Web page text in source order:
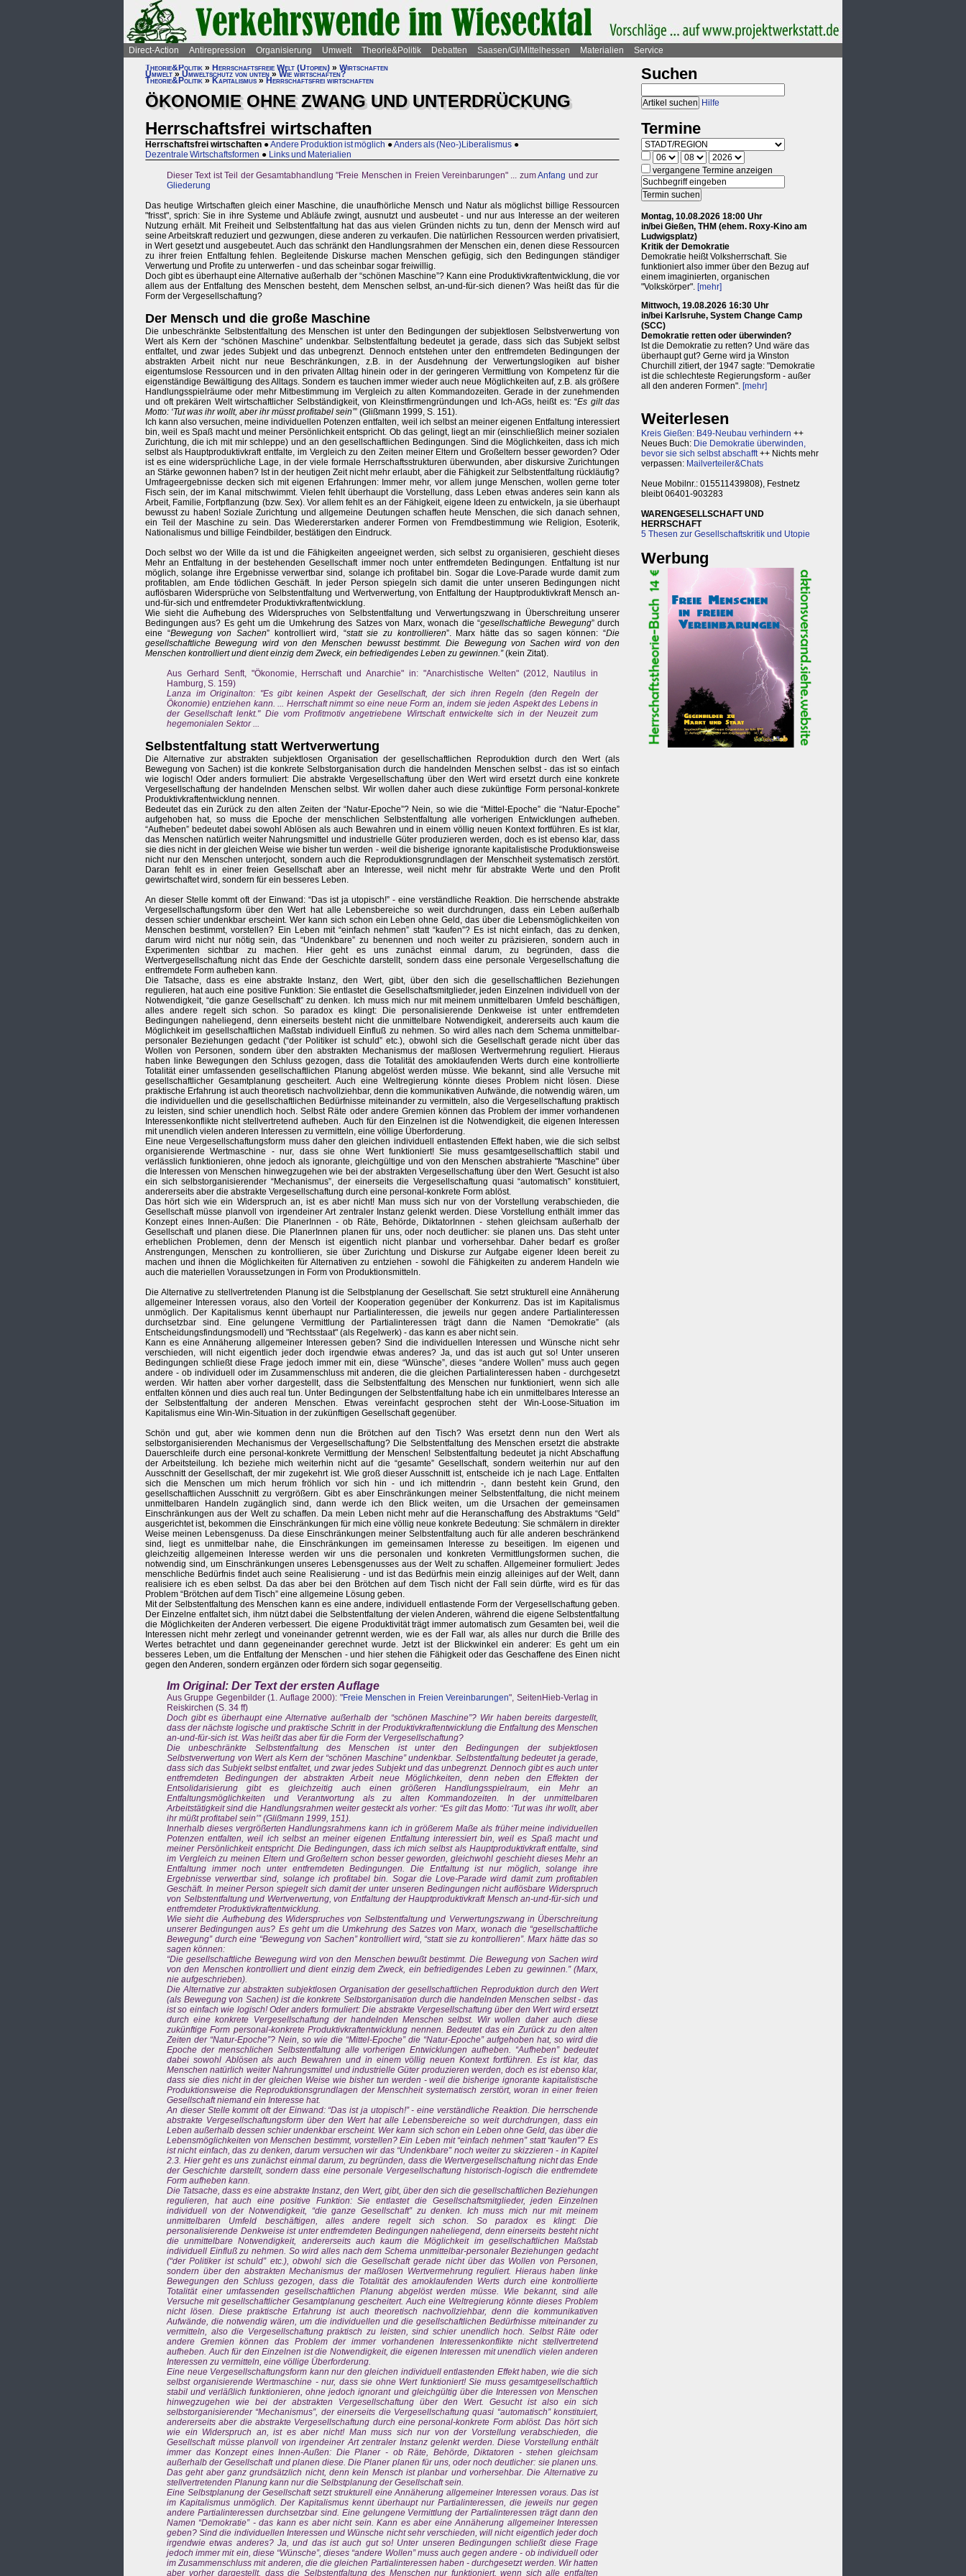
Direct-Action Antirepression Organisierung Umwelt Theorie&Politik Debatten Saasen/GI/Mittelhessen Materialien
Service
Theorie&Politik » Herrschaftsfreie Welt (Utopien) » Wirtschaften
Umwelt » Umweltschutz von unten » Wie wirtschaften?
Theorie&Politik » Kapitalismus » Herrschaftsfrei wirtschaften
ÖKONOMIE OHNE ZWANG UND UNTERDRÜCKUNG
Herrschaftsfrei wirtschaften
Herrschaftsfrei wirtschaften ●Andere Produktion ist möglich ●Anders als (Neo-)Liberalismus ●
Dezentrale Wirtschaftsformen ● Links und Materialien
Dieser Text ist Teil der Gesamtabhandlung "Freie Menschen in Freien Vereinbarungen" ... zumAnfang und zur
Gliederung
Das heutige Wirtschaften gleich einer Maschine, die unaufhörliche Mensch und Natur als möglichst billige Ressourcen
"frisst", sprich: Sie in ihre Systeme und Abläufe zwingt, ausnutzt und ausbeutet - und nur aus Interesse an der weiteren
Nutzung erhält. Mit Freiheit und Selbstentfaltung hat das aus vielen Gründen nichts zu tun, denn der Mensch wird auf
seine Arbeitskraft reduziert und gezwungen, diese anderen zu verkaufen. Die natürlichen Ressourcen werden privatisiert,
in Wert gesetzt und ausgebeutet. Auch das schränkt den Handlungsrahmen der Menschen ein, denen diese Ressourcen
zu ihrer freien Entfaltung fehlen. Begleitende Diskurse machen Menschen gefügig, sich den Bedingungen ständiger
Verwertung und Profite zu unterwerfen - und das scheinbar sogar freiwillig.
Doch gibt es überhaupt eine Alternative außerhalb der “schönen Maschine”? Kann eine Produktivkraftentwicklung, die vor
allem aus der Entfaltung des Menschen besteht, dem Menschen selbst, an-und-für-sich dienen? Was heißt das für die
Form der Vergesellschaftung?
Der Mensch und die große Maschine
Die unbeschränkte Selbstentfaltung des Menschen ist unter den Bedingungen der subjektlosen Selbstverwertung von
Wert als Kern der “schönen Maschine” undenkbar. Selbstentfaltung bedeutet ja gerade, dass sich das Subjekt selbst
entfaltet, und zwar jedes Subjekt und das unbegrenzt. Dennoch entstehen unter den entfremdeten Bedingungen der
abstrakten Arbeit nicht nur neue Beschränkungen, z.B. in der Ausdehnung der Verwertungslogiken auf bisher
eigentumslose Ressourcen und in den privaten Alltag hinein oder in der geringeren Vermittlung von Kompetenz für die
eigenständige Bewältigung des Alltags. Sondern es tauchen immer wieder auch neue Möglichkeiten auf, z.B. als größere
Handlungsspielräume oder mehr Mitbestimmung im Vergleich zu alten Kommandozeiten. Gerade in der zunehmenden
und oft prekären Welt wirtschaftlicher Selbständigkeit, von Kleinstfirmengründungen und Ich-AGs, heißt es: “Es gilt das
Motto: ‘Tut was ihr wollt, aber ihr müsst profitabel sein’” (Glißmann 1999, S. 151).
Ich kann also versuchen, meine individuellen Potenzen entfalten, weil ich selbst an meiner eigenen Entfaltung interessiert
bin, weil es Spaß macht und meiner Persönlichkeit entspricht. Ob das gelingt, liegt an mir (einschließlich meiner sozialen
Zurichtung, die ich mit mir schleppe) und an den gesellschaftlichen Bedingungen. Sind die Möglichkeiten, dass ich mich
selbst als Hauptproduktivkraft entfalte, im Vergleich zu den Zeiten meiner Eltern und Großeltern besser geworden? Oder
ist es eine widersprüchliche Lage, in der viele formale Herrschaftsstrukturen überwunden, aber diskursive Zurichtungen
an Stärke gewonnen haben? Ist in der heutigen Zeit nicht mehr erlaubt, aber die Fähigkeit zur Selbstentfaltung rückläufig?
Umfrageergebnisse decken sich mit eigenen Erfahrungen: Immer mehr, vor allem junge Menschen, wollen gerne toter
Fisch sein, der im Kanal mitschwimmt. Vielen fehlt überhaupt die Vorstellung, dass Leben etwas anderes sein kann als
Arbeit, Familie, Fortpflanzung (bzw. Sex). Vor allem fehlt es an der Fähigkeit, eigene Ideen zu entwickeln, ja sie überhaupt
bewusst zu haben! Soziale Zurichtung und allgemeine Deutungen schaffen heute Menschen, die sich danach sehnen,
ein Teil der Maschine zu sein. Das Wiedererstarken anderer Formen von Fremdbestimmung wie Religion, Esoterik,
Nationalismus und billige Feindbilder, bestätigen den Eindruck.
Doch selbst wo der Wille da ist und die Fähigkeiten angeeignet werden, sich selbst zu organisieren, geschieht dieses
Mehr an Entfaltung in der bestehenden Gesellschaft immer noch unter entfremdeten Bedingungen. Entfaltung ist nur
möglich, solange ihre Ergebnisse verwertbar sind, solange ich profitabel bin. Sogar die Love-Parade wurde damit zum
profitablen, am Ende tödlichen Geschäft. In jeder Person spiegeln sich damit die unter unseren Bedingungen nicht
auflösbaren Widersprüche von Selbstentfaltung und Wertverwertung, von Entfaltung der Hauptproduktivkraft Mensch an-
und-für-sich und entfremdeter Produktivkraftentwicklung.
Wie sieht die Aufhebung des Widerspruches von Selbstentfaltung und Verwertungszwang in Überschreitung unserer
Bedingungen aus? Es geht um die Umkehrung des Satzes von Marx, wonach die “gesellschaftliche Bewegung” durch
eine “Bewegung von Sachen” kontrolliert wird, “statt sie zu kontrollieren”. Marx hätte das so sagen können: “Die
gesellschaftliche Bewegung wird von den Menschen bewusst bestimmt. Die Bewegung von Sachen wird von den
Menschen kontrolliert und dient einzig dem Zweck, ein befriedigendes Leben zu gewinnen.”(kein Zitat).
Aus Gerhard Senft, "Ökonomie, Herrschaft und Anarchie" in: "Anarchistische Welten" (2012, Nautilus in
Hamburg, S. 159)
Lanza im Originalton: "Es gibt keinen Aspekt der Gesellschaft, der sich ihren Regeln (den Regeln der
Ökonomie) entziehen kann. ... Herrschaft nimmt so eine neue Form an, indem sie jeden Aspekt des Lebens in
der Gesellschaft lenkt." Die vom Profitmotiv angetriebene Wirtschaft entwickelte sich in der Neuzeit zum
hegemonialen Sektor ...
Selbstentfaltung statt Wertverwertung
Die Alternative zur abstrakten subjektlosen Organisation der gesellschaftlichen Reproduktion durch den Wert (als
Bewegung von Sachen) ist die konkrete Selbstorganisation durch die handelnden Menschen selbst - das ist so einfach
wie logisch! Oder anders formuliert: Die abstrakte Vergesellschaftung über den Wert wird ersetzt durch eine konkrete
Vergesellschaftung der handelnden Menschen selbst. Wir wollen daher auch diese zukünftige Form personal-konkrete
Produktivkraftentwicklung nennen.
Bedeutet das ein Zurück zu den alten Zeiten der “Natur-Epoche”? Nein, so wie die “Mittel-Epoche” die “Natur-Epoche”
aufgehoben hat, so muss die Epoche der menschlichen Selbstentfaltung alle vorherigen Entwicklungen aufheben.
“Aufheben” bedeutet dabei sowohl Ablösen als auch Bewahren und in einem völlig neuen Kontext fortführen. Es ist klar,
das Menschen natürlich weiter Nahrungsmittel und industrielle Güter produzieren werden, doch es ist ebenso klar, dass
sie dies nicht in der gleichen Weise wie bisher tun werden - weil die bisherige ignorante kapitalistische Produktionsweise
nicht nur den Menschen unterjocht, sondern auch die Reproduktionsgrundlagen der Menschheit systematisch zerstört.
Daran fehlt es in einer freien Gesellschaft aber an Interesse, weil nicht mehr für abstrakte Werte und den Profit
gewirtschaftet wird, sondern für ein besseres Leben.
An dieser Stelle kommt oft der Einwand: “Das ist ja utopisch!” - eine verständliche Reaktion. Die herrschende abstrakte
Vergesellschaftungsform über den Wert hat alle Lebensbereiche so weit durchdrungen, dass ein Leben außerhalb
dessen schier undenkbar erscheint. Wer kann sich schon ein Leben ohne Geld, das über die Lebensmöglichkeiten von
Menschen bestimmt, vorstellen? Ein Leben mit “einfach nehmen” statt “kaufen”? Es ist nicht einfach, das zu denken,
darum wird nicht nur nötig sein, das “Undenkbare” zu benennen und noch weiter zu präzisieren, sondern auch in
Experimenten sichtbar zu machen. Hier geht es uns zunächst einmal darum, zu begründen, dass die
Wertvergesellschaftung nicht das Ende der Geschichte darstellt, sondern dass eine personale Vergesellschaftung die
entfremdete Form aufheben kann.
Die Tatsache, dass es eine abstrakte Instanz, den Wert, gibt, über den sich die gesellschaftlichen Beziehungen
regulieren, hat auch eine positive Funktion: Sie entlastet die Gesellschaftsmitglieder, jeden Einzelnen individuell von der
Notwendigkeit, “die ganze Gesellschaft” zu denken. Ich muss mich nur mit meinem unmittelbaren Umfeld beschäftigen,
alles andere regelt sich schon. So paradox es klingt: Die personalisierende Denkweise ist unter entfremdeten
Bedingungen naheliegend, denn einerseits besteht nicht die unmittelbare Notwendigkeit, andererseits auch kaum die
Möglichkeit im gesellschaftlichen Maßstab individuell Einfluß zu nehmen. So wird alles nach dem Schema unmittelbar-
personaler Beziehungen gedacht (“der Politiker ist schuld” etc.), obwohl sich die Gesellschaft gerade nicht über das
Wollen von Personen, sondern über den abstrakten Mechanismus der maßlosen Wertvermehrung reguliert. Hieraus
haben linke Bewegungen den Schluss gezogen, dass die Totalität des amoklaufenden Werts durch eine kontrollierte
Totalität einer umfassenden gesellschaftlichen Planung abgelöst werden müsse. Wie bekannt, sind alle Versuche mit
gesellschaftlicher Gesamtplanung gescheitert. Auch eine Weltregierung könnte dieses Problem nicht lösen. Diese
praktische Erfahrung ist auch theoretisch nachvollziehbar, denn die kommunikativen Aufwände, die notwendig wären, um
die individuellen und die gesellschaftlichen Bedürfnisse miteinander zu vermitteln, also die Vergesellschaftung praktisch
zu leisten, sind schier unendlich hoch. Selbst Räte oder andere Gremien können das Problem der immer vorhandenen
Interessenkonflikte nicht stellvertretend aufheben. Auch für den Einzelnen ist die Notwendigkeit, die eigenen Interessen
mit unendlich vielen anderen Interessen zu vermitteln, eine völlige Überforderung.
Eine neue Vergesellschaftungsform muss daher den gleichen individuell entlastenden Effekt haben, wie die sich selbst
organisierende Wertmaschine - nur, dass sie ohne Wert funktioniert! Sie muss gesamtgesellschaftlich stabil und
verlässlich funktionieren, ohne jedoch als ignorante, gleichgültige und von den Menschen abstrahierte "Maschine" über
die Interessen von Menschen hinwegzugehen wie bei der abstrakten Vergesellschaftung über den Wert. Gesucht ist also
ein sich selbstorganisierender “Mechanismus”, der einerseits die Vergesellschaftung quasi “automatisch” konstituiert,
andererseits aber die abstrakte Vergesellschaftung durch eine personal-konkrete Form ablöst.
Das hört sich wie ein Widerspruch an, ist es aber nicht! Man muss sich nur von der Vorstellung verabschieden, die
Gesellschaft müsse planvoll von irgendeiner Art zentraler Instanz gelenkt werden. Diese Vorstellung enthält immer das
Konzept eines Innen-Außen: Die PlanerInnen - ob Räte, Behörde, DiktatorInnen - stehen gleichsam außerhalb der
Gesellschaft und planen diese. Die PlanerInnen planen für uns, oder noch deutlicher: sie planen uns. Das steht unter
erheblichen Problemen, denn der Mensch ist eigentlich nicht planbar und vorhersehbar. Daher bedarf es großer
Anstrengungen, Menschen zu kontrollieren, sie über Zurichtung und Diskurse zur Aufgabe eigener Ideen bereit zu
machen und ihnen die Möglichkeiten für Alternativen zu entziehen - sowohl die Fähigkeiten zu anderem Handeln wie
auch die materiellen Voraussetzungen in Form von Produktionsmitteln.
Die Alternative zu stellvertretenden Planung ist die Selbstplanung der Gesellschaft. Sie setzt strukturell eine Annäherung
allgemeiner Interessen voraus, also den Vorteil der Kooperation gegenüber der Konkurrenz. Das ist im Kapitalismus
unmöglich. Der Kapitalismus kennt überhaupt nur Partialinteressen, die jeweils nur gegen andere Partialinteressen
durchsetzbar sind. Eine gelungene Vermittlung der Partialinteressen trägt dann die Namen “Demokratie” (als
Entscheidungsfindungsmodell) und "Rechtsstaat" (als Regelwerk) - das kann es aber nicht sein.
Kann es eine Annäherung allgemeiner Interessen geben? Sind die individuellen Interessen und Wünsche nicht sehr
verschieden, will nicht eigentlich jeder doch irgendwie etwas anderes? Ja, und das ist auch gut so! Unter unseren
Bedingungen schließt diese Frage jedoch immer mit ein, diese “Wünsche”, dieses “andere Wollen” muss auch gegen
andere - ob individuell oder im Zusammenschluss mit anderen, die die gleichen Partialinteressen haben - durchgesetzt
werden. Wir hatten aber vorher dargestellt, dass die Selbstentfaltung des Menschen nur funktioniert, wenn sich alle
entfalten können und dies auch real tun. Unter Bedingungen der Selbstentfaltung habe ich ein unmittelbares Interesse an
der Selbstentfaltung der anderen Menschen. Etwas vereinfacht gesprochen steht der Win-Loose-Situation im
Kapitalismus eine Win-Win-Situation in der zukünftigen Gesellschaft gegenüber.
Schön und gut, aber wie kommen denn nun die Brötchen auf den Tisch? Was ersetzt denn nun den Wert als
selbstorganisierenden Mechanismus der Vergesellschaftung? Die Selbstentfaltung des Menschen ersetzt die abstrakte
Dauerschleife durch eine personal-konkrete Vermittlung der Menschen! Selbstentfaltung bedeutet ja nicht Abschaffung
der Arbeitsteilung. Ich beziehe mich weiterhin nicht auf die “gesamte” Gesellschaft, sondern weiterhin nur auf den
Ausschnitt der Gesellschaft, der mir zugekehrt ist. Wie groß dieser Ausschnitt ist, entscheide ich je nach Lage. Entfalten
sich die Menschen um mich herum fröhlich vor sich hin - und ich mittendrin -, dann besteht kein Grund, den
gesellschaftlichen Ausschnitt zu vergrößern. Gibt es aber Einschränkungen meiner Selbstentfaltung, die nicht meinem
unmittelbaren Handeln zugänglich sind, dann werde ich den Blick weiten, um die Ursachen der gemeinsamen
Einschränkungen aus der Welt zu schaffen. Da mein Leben nicht mehr auf die Heranschaffung des Abstraktums “Geld”
ausgerichtet ist, bekommen die Einschränkungen für mich eine völlig neue konkrete Bedeutung: Sie schmälern in direkter
Weise meinen Lebensgenuss. Da diese Einschränkungen meiner Selbstentfaltung auch für alle anderen beschränkend
sind, liegt es unmittelbar nahe, die Einschränkungen im gemeinsamen Interesse zu beseitigen. Im eigenen und
gleichzeitig allgemeinen Interesse werden wir uns die personalen und konkreten Vermittlungsformen suchen, die
notwendig sind, um Einschränkungen unseres Lebensgenusses aus der Welt zu schaffen. Allgemeiner formuliert: Jedes
menschliche Bedürfnis findet auch seine Realisierung - und ist das Bedürfnis mein einzig alleiniges auf der Welt, dann
realisiere ich es eben selbst. Da das aber bei den Brötchen auf dem Tisch nicht der Fall sein dürfte, wird es für das
Problem “Brötchen auf dem Tisch” eine allgemeine Lösung geben.
Mit der Selbstentfaltung des Menschen kann es eine andere, individuell entlastende Form der Vergesellschaftung geben.
Der Einzelne entfaltet sich, ihm nützt dabei die Selbstentfaltung der vielen Anderen, während die eigene Selbstentfaltung
die Möglichkeiten der Anderen verbessert. Die eigene Produktivität trägt immer automatisch zum Gesamten bei, weil die
Interessen nicht mehr zerlegt und voneinander getrennt werden, wie es der Fall war, als alles nur durch die Brille des
Wertes betrachtet und dann gegeneinander gerechnet wurde. Jetzt ist der Blickwinkel ein anderer: Es geht um ein
besseres Leben, um die Entfaltung der Menschen - und hier stehen die Fähigkeit oder das Geschaffene des Einen nicht
gegen den Anderen, sondern ergänzen oder fördern sich sogar gegenseitig.
Im Original: Der Text der ersten Auflage
Aus Gruppe Gegenbilder (1. Auflage 2000): "Freie Menschen in Freien Vereinbarungen", SeitenHieb-Verlag in
Reiskirchen (S. 34 ff)
Doch gibt es überhaupt eine Alternative außerhalb der “schönen Maschine”? Wir haben bereits dargestellt,
dass der nächste logische und praktische Schritt in der Produktivkraftentwicklung die Entfaltung des Menschen
an-und-für-sich ist. Was heißt das aber für die Form der Vergesellschaftung?
Die unbeschränkte Selbstentfaltung des Menschen ist unter den Bedingungen der subjektlosen
Selbstverwertung von Wert als Kern der “schönen Maschine” undenkbar. Selbstentfaltung bedeutet ja gerade,
dass sich das Subjekt selbst entfaltet, und zwar jedes Subjekt und das unbegrenzt. Dennoch gibt es auch unter
entfremdeten Bedingungen der abstrakten Arbeit neue Möglichkeiten, denn neben den Effekten der
Entsolidarisierung gibt es gleichzeitig auch einen größeren Handlungsspielraum, ein Mehr an
Entfaltungsmöglichkeiten und Verantwortung als zu alten Kommandozeiten. In der unmittelbaren
Arbeitstätigkeit sind die Handlungsrahmen weiter gesteckt als vorher: “Es gilt das Motto: ‘Tut was ihr wollt, aber
ihr müßt profitabel sein’” (Glißmann 1999, 151).
Innerhalb dieses vergrößerten Handlungsrahmens kann ich in größerem Maße als früher meine individuellen
Potenzen entfalten, weil ich selbst an meiner eigenen Entfaltung interessiert bin, weil es Spaß macht und
meiner Persönlichkeit entspricht. Die Bedingungen, dass ich mich selbst als Hauptproduktivkraft entfalte, sind
im Vergleich zu meinen Eltern und Großeltern schon besser geworden, gleichwohl geschieht dieses Mehr an
Entfaltung immer noch unter entfremdeten Bedingungen. Die Entfaltung ist nur möglich, solange ihre
Ergebnisse verwertbar sind, solange ich profitabel bin. Sogar die Love-Parade wird damit zum profitablen
Geschäft. In meiner Person spiegelt sich damit der unter unseren Bedingungen nicht auflösbare Widerspruch
von Selbstentfaltung und Wertverwertung, von Entfaltung der Hauptproduktivkraft Mensch an-und-für-sich und
entfremdeter Produktivkraftentwicklung.
Wie sieht die Aufhebung des Widerspruches von Selbstentfaltung und Verwertungszwang in Überschreitung
unserer Bedingungen aus? Es geht um die Umkehrung des Satzes von Marx, wonach die “gesellschaftliche
Bewegung” durch eine “Bewegung von Sachen” kontrolliert wird, “statt sie zu kontrollieren”. Marx hätte das so
sagen können:
“Die gesellschaftliche Bewegung wird von den Menschen bewußt bestimmt. Die Bewegung von Sachen wird
von den Menschen kontrolliert und dient einzig dem Zweck, ein befriedigendes Leben zu gewinnen.” (Marx,
nie aufgeschrieben).
Die Alternative zur abstrakten subjektlosen Organisation der gesellschaftlichen Reproduktion durch den Wert
(als Bewegung von Sachen) ist die konkrete Selbstorganisation durch die handelnden Menschen selbst - das
ist so einfach wie logisch! Oder anders formuliert: Die abstrakte Vergesellschaftung über den Wert wird ersetzt
durch eine konkrete Vergesellschaftung der handelnden Menschen selbst. Wir wollen daher auch diese
zukünftige Form personal-konkrete Produktivkraftentwicklung nennen. Bedeutet das ein Zurück zu den alten
Zeiten der “Natur-Epoche”? Nein, so wie die “Mittel-Epoche” die “Natur-Epoche” aufgehoben hat, so wird die
Epoche der menschlichen Selbstentfaltung alle vorherigen Entwicklungen aufheben. “Aufheben” bedeutet
dabei sowohl Ablösen als auch Bewahren und in einem völlig neuen Kontext fortführen. Es ist klar, das
Menschen natürlich weiter Nahrungsmittel und industrielle Güter produzieren werden, doch es ist ebenso klar,
dass sie dies nicht in der gleichen Weise wie bisher tun werden - weil die bisherige ignorante kapitalistische
Produktionsweise die Reproduktionsgrundlagen der Menschheit systematisch zerstört, woran in einer freien
Gesellschaft niemand ein Interesse hat.
An dieser Stelle kommt oft der Einwand: “Das ist ja utopisch!” - eine verständliche Reaktion. Die herrschende
abstrakte Vergesellschaftungsform über den Wert hat alle Lebensbereiche so weit durchdrungen, dass ein
Leben außerhalb dessen schier undenkbar erscheint. Wer kann sich schon ein Leben ohne Geld, das über die
Lebensmöglichkeiten von Menschen bestimmt, vorstellen? Ein Leben mit “einfach nehmen” statt “kaufen”? Es
ist nicht einfach, das zu denken, darum versuchen wir das “Undenkbare” noch weiter zu skizzieren - in Kapitel
2.3. Hier geht es uns zunächst einmal darum, zu begründen, dass die Wertvergesellschaftung nicht das Ende
der Geschichte darstellt, sondern dass eine personale Vergesellschaftung historisch-logisch die entfremdete
Form aufheben kann.
Die Tatsache, dass es eine abstrakte Instanz, den Wert, gibt, über den sich die gesellschaftlichen Beziehungen
regulieren, hat auch eine positive Funktion: Sie entlastet die Gesellschaftsmitglieder, jeden Einzelnen
individuell von der Notwendigkeit, “die ganze Gesellschaft” zu denken. Ich muss mich nur mit meinem
unmittelbaren Umfeld beschäftigen, alles andere regelt sich schon. So paradox es klingt: Die
personalisierende Denkweise ist unter entfremdeten Bedingungen naheliegend, denn einerseits besteht nicht
die unmittelbare Notwendigkeit, andererseits auch kaum die Möglichkeit im gesellschaftlichen Maßstab
individuell Einfluß zu nehmen. So wird alles nach dem Schema unmittelbar-personaler Beziehungen gedacht
(“der Politiker ist schuld” etc.), obwohl sich die Gesellschaft gerade nicht über das Wollen von Personen,
sondern über den abstrakten Mechanismus der maßlosen Wertvermehrung reguliert. Hieraus haben linke
Bewegungen den Schluss gezogen, dass die Totalität des amoklaufenden Werts durch eine kontrollierte
Totalität einer umfassenden gesellschaftlichen Planung abgelöst werden müsse. Wie bekannt, sind alle
Versuche mit gesellschaftlicher Gesamtplanung gescheitert. Auch eine Weltregierung könnte dieses Problem
nicht lösen. Diese praktische Erfahrung ist auch theoretisch nachvollziehbar, denn die kommunikativen
Aufwände, die notwendig wären, um die individuellen und die gesellschaftlichen Bedürfnisse miteinander zu
vermitteln, also die Vergesellschaftung praktisch zu leisten, sind schier unendlich hoch. Selbst Räte oder
andere Gremien können das Problem der immer vorhandenen Interessenkonflikte nicht stellvertretend
aufheben. Auch für den Einzelnen ist die Notwendigkeit, die eigenen Interessen mit unendlich vielen anderen
Interessen zu vermitteln, eine völlige Überforderung.
Eine neue Vergesellschaftungsform kann nur den gleichen individuell entlastenden Effekt haben, wie die sich
selbst organisierende Wertmaschine - nur, dass sie ohne Wert funktioniert! Sie muss gesamtgesellschaftlich
stabil und verläßlich funktionieren, ohne jedoch ignorant und gleichgültig über die Interessen von Menschen
hinwegzugehen wie bei der abstrakten Vergesellschaftung über den Wert. Gesucht ist also ein sich
selbstorganisierender “Mechanismus”, der einerseits die Vergesellschaftung quasi “automatisch” konstituiert,
andererseits aber die abstrakte Vergesellschaftung durch eine personal-konkrete Form ablöst. Das hört sich
wie ein Widerspruch an, ist es aber nicht! Man muss sich nur von der Vorstellung verabschieden, die
Gesellschaft müsse planvoll von irgendeiner Art zentraler Instanz gelenkt werden. Diese Vorstellung enthält
immer das Konzept eines Innen-Außen: Die Planer - ob Räte, Behörde, Diktatoren - stehen gleichsam
außerhalb der Gesellschaft und planen diese. Die Planer planen für uns, oder noch deutlicher: sie planen uns.
Das geht aber ganz grundsätzlich nicht, denn kein Mensch ist planbar und vorhersehbar. Die Alternative zu
stellvertretenden Planung kann nur die Selbstplanung der Gesellschaft sein.
Eine Selbstplanung der Gesellschaft setzt strukturell eine Annäherung allgemeiner Interessen voraus. Das ist
im Kapitalismus unmöglich. Der Kapitalismus kennt überhaupt nur Partialinteressen, die jeweils nur gegen
andere Partialinteressen durchsetzbar sind. Eine gelungene Vermittlung der Partialinteressen trägt dann den
Namen “Demokratie” - das kann es aber nicht sein. Kann es aber eine Annäherung allgemeiner Interessen
geben? Sind die individuellen Interessen und Wünsche nicht sehr verschieden, will nicht eigentlich jeder doch
irgendwie etwas anderes? Ja, und das ist auch gut so! Unter unseren Bedingungen schließt diese Frage
jedoch immer mit ein, diese “Wünsche”, dieses “andere Wollen” muss auch gegen andere - ob individuell oder
im Zusammenschluss mit anderen, die die gleichen Partialinteressen haben - durchgesetzt werden. Wir hatten
aber vorher dargestellt, dass die Selbstentfaltung des Menschen nur funktioniert, wenn sich alle entfalten
Suchen
Hilfe
Termine
vergangene Termine anzeigen
Montag, 10.08.2026 18:00 Uhr
in/bei Gießen, THM (ehem. Roxy-Kino am
Ludwigsplatz)
Kritik der Demokratie
Demokratie heißt Volksherrschaft. Sie
funktioniert also immer über den Bezug auf
einem imaginierten, organischen
"Volkskörper". [mehr]
Mittwoch, 19.08.2026 16:30 Uhr
in/bei Karlsruhe, System Change Camp
(SCC)
Demokratie retten oder überwinden?
Ist die Demokratie zu retten? Und wäre das
überhaupt gut? Gerne wird ja Winston
Churchill zitiert, der 1947 sagte: "Demokratie
ist die schlechteste Regierungsform - außer
all den anderen Formen". [mehr]
Weiterlesen
Kreis Gießen: B49-Neubau verhindern ++
Neues Buch: Die Demokratie überwinden,
bevor sie sich selbst abschafft++ Nichts mehr
verpassen: Mailverteiler&Chats
Neue Mobilnr.: 015511439808), Festnetz
bleibt 06401-903283
WARENGESELLSCHAFT UND
HERRSCHAFT
5 Thesen zur Gesellschaftskritik und Utopie
Werbung